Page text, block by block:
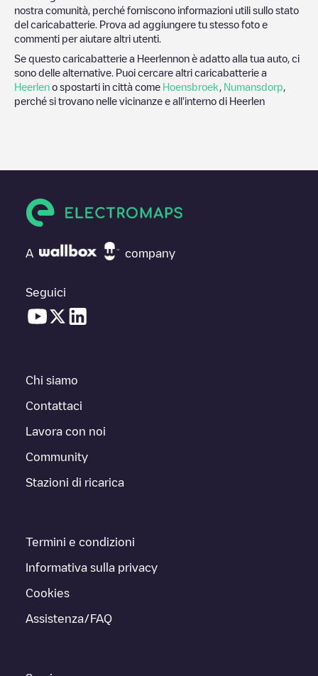
nostra comunità, perché forniscono informazioni utili sullo stato
del caricabatterie. Prova ad aggiungere tu stesso foto e
commenti per aiutare altri utenti.
Se questo caricabatterie a Heerlennon è adatto alla tua auto, ci
sono delle alternative. Puoi cercare altri caricabatterie a
Heerlen o spostarti in città come Hoensbroek Numansdorp
perché si trovano nelle vicinanze e all'interno di Heerlen
A company
Seguici
Chi siamo
Contattaci
Lavora con noi
Community
Stazioni di ricarica
Termini e condizioni
Informativa sulla privacy
Cookies
Assistenza/FAQ